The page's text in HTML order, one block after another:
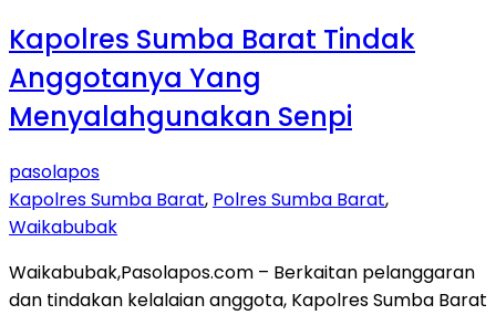
Kapolres Sumba Barat Tindak
Anggotanya Yang
Menyalahgunakan Senpi
pasolapos
Kapolres Sumba Barat, Polres Sumba Barat,
Waikabubak
Waikabubak,Pasolapos.com – Berkaitan pelanggaran
dan tindakan kelalaian anggota, Kapolres Sumba Barat